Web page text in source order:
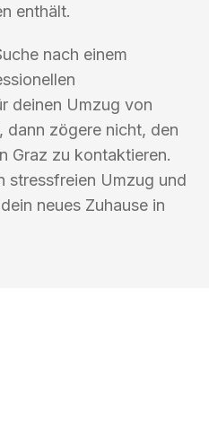
enthält.
nach einem
deinen Umzug von
dann zögere nicht, den
Graz zu kontaktieren.
stressfreien Umzug und
neues Zuhause in